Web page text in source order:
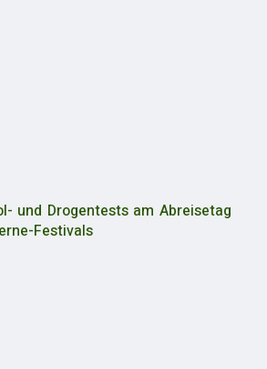
und Drogentests am Abreisetag
Festivals